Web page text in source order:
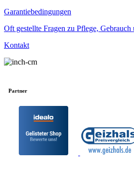
Garantiebedingungen
Oft gestellte Fragen zu Pflege,
Kontakt
Partner